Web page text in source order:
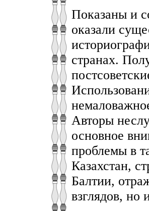
Показаны и
оказали
странах.
Авторы
основное
проблемы в
Казахстан,
Балтии,
взглядов, но